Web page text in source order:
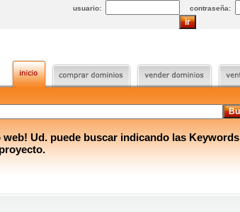
usuario:
contraseña:
Ud. puede buscar indicando las Keywords